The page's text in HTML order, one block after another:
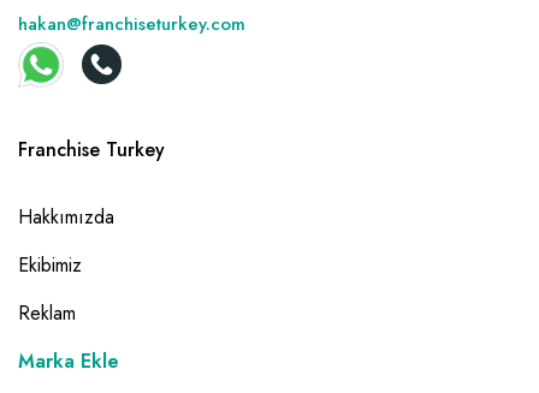
hakan@franchiseturkey.com
Franchise Turkey
Hakkımızda
Ekibimiz
Reklam
Marka Ekle